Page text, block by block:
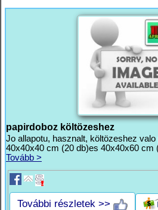
papirdoboz költözeshez
Jo allapotu, hasznalt, költözeshez
40x40x40 cm (20 db)es 40x40x60 cm
Tovább >
További részletek >>